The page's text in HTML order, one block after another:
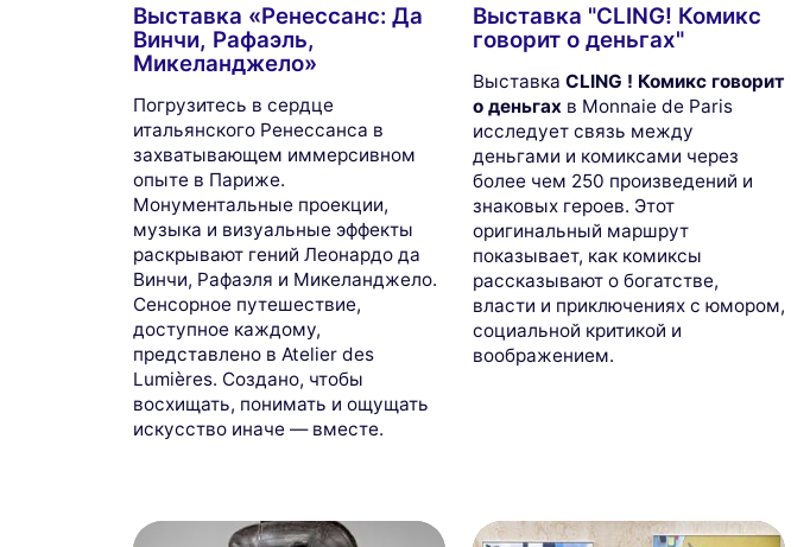
Выставка «Ренессанс: Да
Винчи, Рафаэль,
Микеланджело»
Погрузитесь в сердце
итальянского Ренессанса в
захватывающем иммерсивном
опыте в Париже.
Монументальные проекции,
музыка и визуальные эффекты
раскрывают гений Леонардо да
Винчи, Рафаэля и Микеланджело.
Сенсорное путешествие,
доступное каждому,
представлено в Atelier des
Lumières. Создано, чтобы
восхищать, понимать и ощущать
искусство иначе — вместе.
Выставка "CLING! Комикс
говорит о деньгах"
Выставка CLING ! Комикс говорит
о деньгах в Monnaie de Paris
исследует связь между
деньгами и комиксами через
более чем 250 произведений и
знаковых героев. Этот
оригинальный маршрут
показывает, как комиксы
рассказывают о богатстве,
власти и приключениях с юмором,
социальной критикой и
воображением.